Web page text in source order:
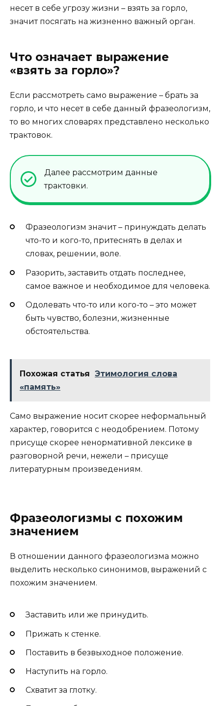
несет в себе угрозу жизни – взять за горло,
значит посягать на жизненно важный орган.
Что означает выражение
«взять за горло»?
Если рассмотреть само выражение – брать за
горло, и что несет в себе данный фразеологизм,
то во многих словарях представлено несколько
трактовок.
Далее рассмотрим данные
трактовки.
Фразеологизм значит – принуждать делать
что-то и кого-то, притеснять в делах и
словах, решении, воле.
Разорить, заставить отдать последнее,
самое важное и необходимое для человека.
Одолевать что-то или кого-то – это может
быть чувство, болезни, жизненные
обстоятельства.
Похожая статья Этимология слова
«память»
Само выражение носит скорее неформальный
характер, говорится с неодобрением. Потому
присуще скорее ненормативной лексике в
разговорной речи, нежели – присуще
литературным произведениям.
Фразеологизмы с похожим
значением
В отношении данного фразеологизма можно
выделить несколько синонимов, выражений с
похожим значением.
Заставить или же принудить.
Прижать к стенке.
Поставить в безвыходное положение.
Наступить на горло.
Схватит за глотку.